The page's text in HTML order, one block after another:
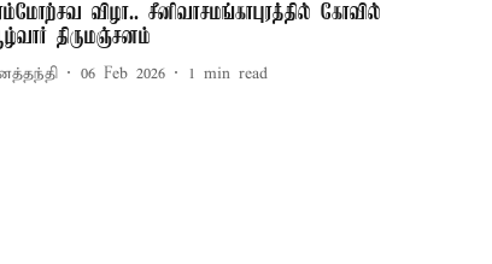
விழா.. சீனிவாசமங்காபுரத்தில் கோவில்
திருமஞ்சனம்
06 Feb 2026 1 min read